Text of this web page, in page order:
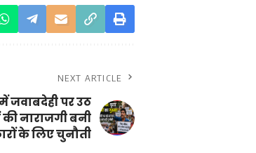
NEXT ARTICLE
जवाबदेही पर उठ
नाराजगी बनी
के लिए चुनौती